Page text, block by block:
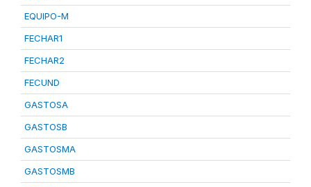
EQUIPO-M
FECHAR1
FECHAR2
FECUND
GASTOSA
GASTOSB
GASTOSMA
GASTOSMB